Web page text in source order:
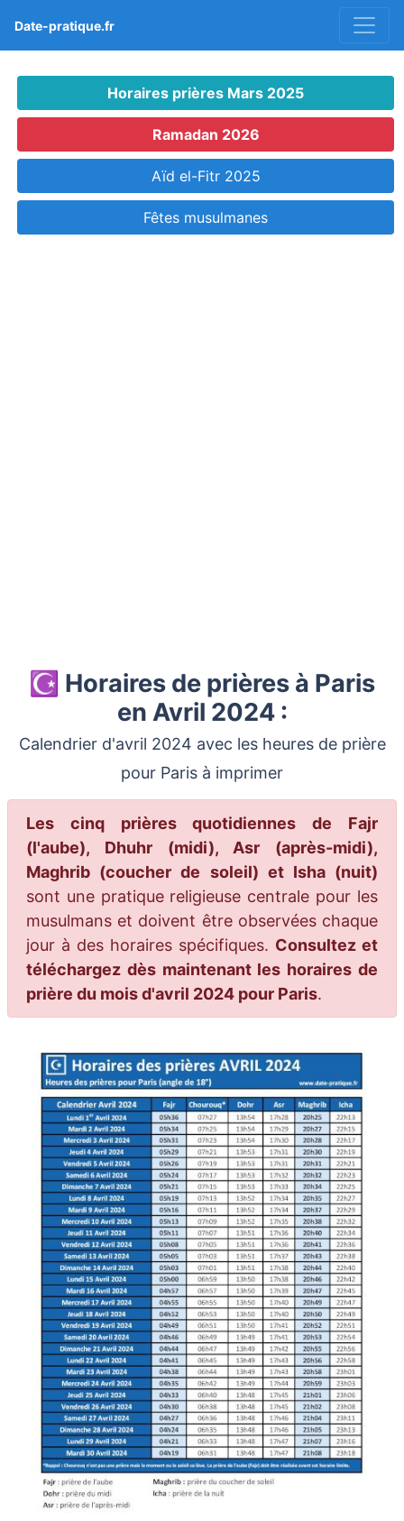
Date-pratique.fr
Horaires prières Mars 2025
Ramadan 2026
Aïd el-Fitr 2025
Fêtes musulmanes
☪️ Horaires de prières à Paris
en Avril 2024 :
Calendrier d'avril 2024 avec les heures de prière
pour Paris à imprimer
Les cinq prières quotidiennes de Fajr
(l'aube), Dhuhr (midi), Asr (après-midi),
Maghrib (coucher de soleil) et Isha (nuit)
sont une pratique religieuse centrale pour les
musulmans et doivent être observées chaque
jour à des horaires spécifiques. Consultez et
téléchargez dès maintenant les horaires de
prière du mois d'avril 2024 pour Paris.